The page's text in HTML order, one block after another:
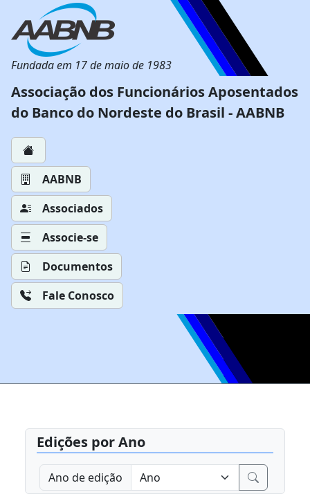
Fundada em 17 de maio de 1983
Associação dos Funcionários Aposentados
do Banco do Nordeste do Brasil - AABNB
AABNB
Associados
Associe-se
Documentos
Fale Conosco
Edições por Ano
Ano de edição